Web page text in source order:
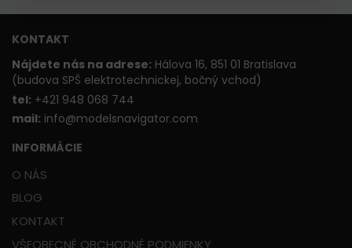
KONTAKT
Nájdete nás na adrese: Hálova 16, 851 01 Bratislava
(budova SPŠ elektrotechnickej, bočný vchod)
tel: +421 948 068 744
mail: info@modelsnavigator.com
INFORMÁCIE
O NÁS
BLOG
KONTAKT
VŠEOBECNÉ OBCHODNÉ PODMIENKY